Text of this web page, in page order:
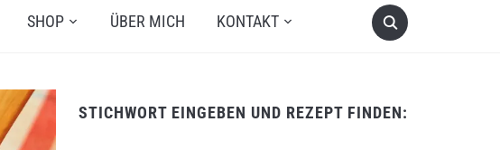
SHOP ÜBER MICH KONTAKT
STICHWORT EINGEBEN UND REZEPT FINDEN: